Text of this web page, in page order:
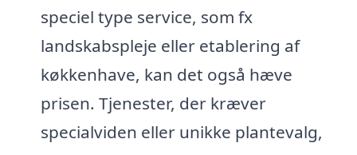
speciel type service, som fx
landskabspleje eller etablering af
køkkenhave, kan det også hæve
prisen. Tjenester, der kræver
specialviden eller unikke plantevalg,